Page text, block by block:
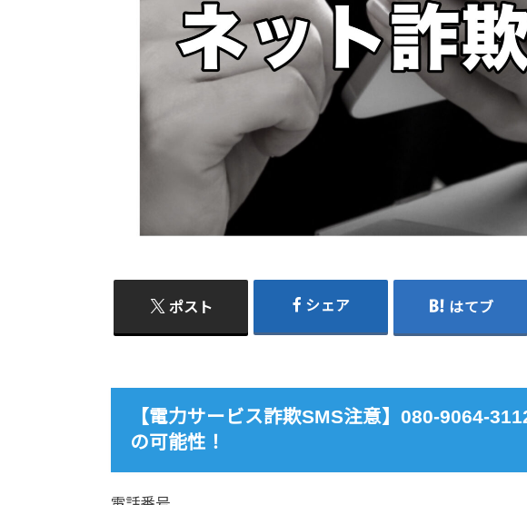
ポスト シェア はてブ
【電力サービス詐欺SMS注意】080-9064-
の可能性！